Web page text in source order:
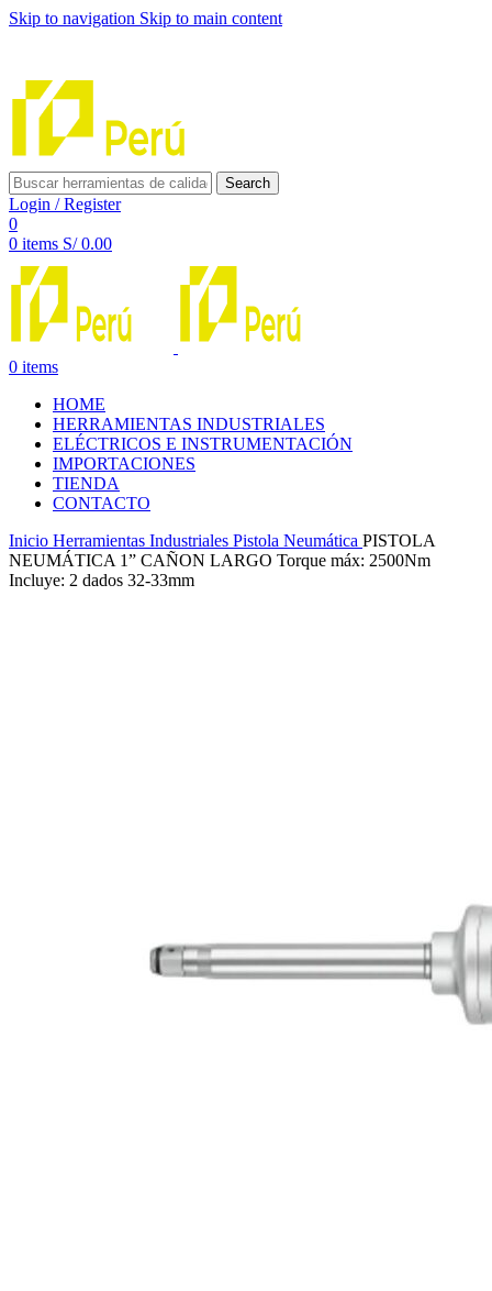
Skip to navigation Skip to main content
Search
Login / Register
0
0 items S/0.00
0 items
HOME
HERRAMIENTAS INDUSTRIALES
ELÉCTRICOS E INSTRUMENTACIÓN
IMPORTACIONES
TIENDA
CONTACTO
Inicio Herramientas Industriales Pistola Neumática PISTOLA
NEUMÁTICA 1” CAÑON LARGO Torque máx: 2500Nm
Incluye: 2 dados 32-33mm